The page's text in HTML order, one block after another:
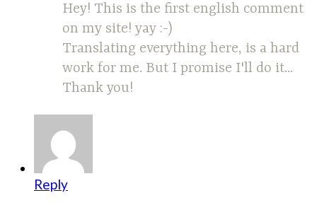
Hey! This is the first english comment
on my site! yay :-)
Translating everything here, is a hard
work for me. But I promise I'll do it...
Thank you!
Reply